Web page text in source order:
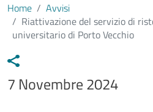
Home
Avvisi
Riattivazione del servizio di
universitario di Porto Vecchio
Data avviso
7 Novembre 2024